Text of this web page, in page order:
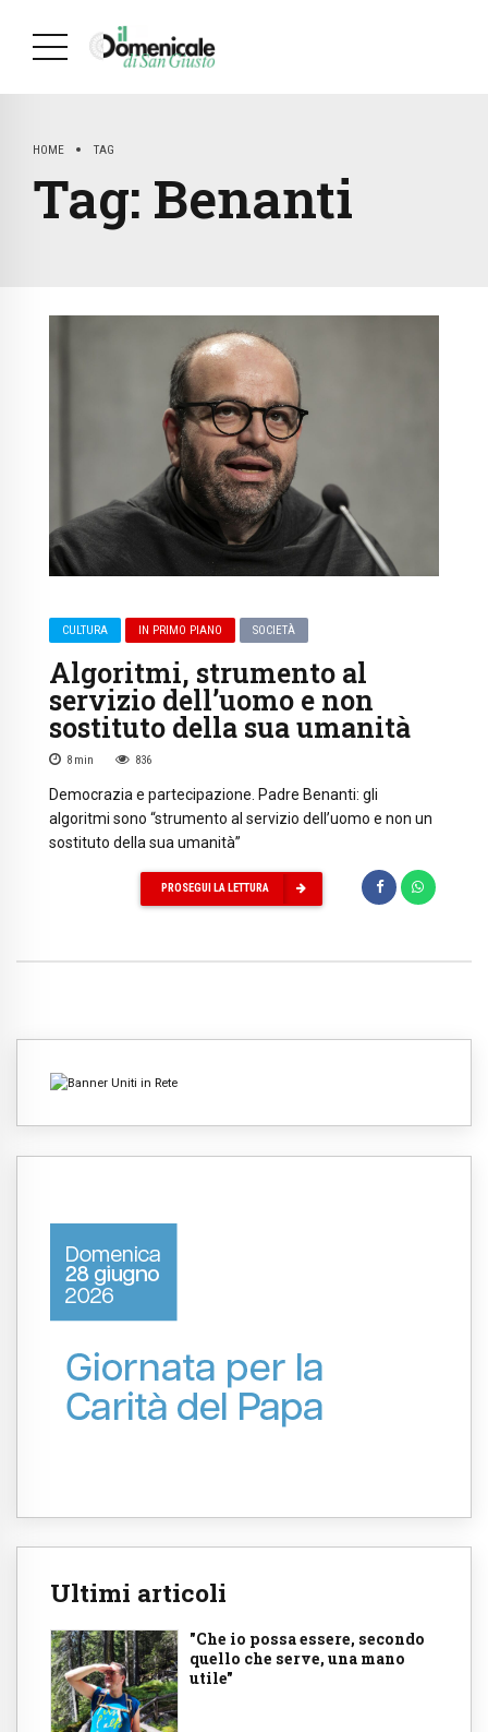
HOME TAG
Tag: Benanti
CULTURA IN PRIMO PIANO SOCIETÀ
Algoritmi, strumento al
servizio dell’uomo e non
sostituto della sua umanità
8 min 836
Democrazia e partecipazione. Padre Benanti: gli
algoritmi sono “strumento al servizio dell’uomo e non un
sostituto della sua umanità”
PROSEGUI LA LETTURA
Ultimi articoli
"Che io possa essere, secondo
quello che serve, una mano
utile"